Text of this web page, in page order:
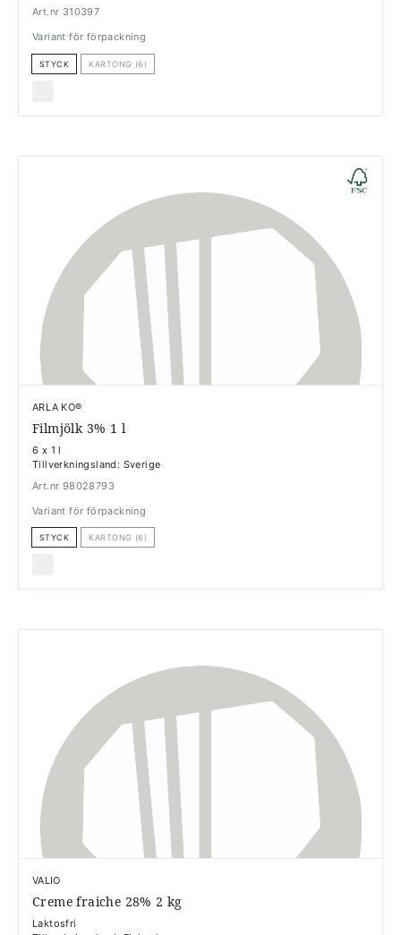
Art.nr 310397
Variant för förpackning
STYCK KARTONG (6)
ARLA KO®
Filmjölk 3% 1 l
6 x 1 l
Tillverkningsland: Sverige
Art.nr 98028793
Variant för förpackning
STYCK KARTONG (6)
VALIO
Creme fraiche 28% 2 kg
Laktosfri